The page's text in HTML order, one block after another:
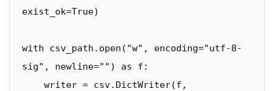
exist_ok=True)
with csv_path.open("w", encoding="utf-8-
sig", newline="") as f: